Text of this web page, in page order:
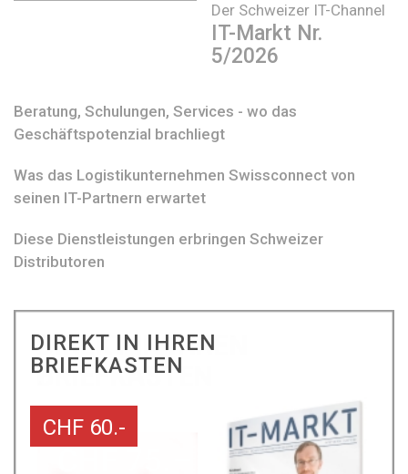
Der Schweizer IT-Channel
IT-Markt Nr.
5/2026
Beratung, Schulungen, Services - wo das
Geschäftspotenzial brachliegt
Was das Logistikunternehmen Swissconnect von
seinen IT-Partnern erwartet
Diese Dienstleistungen erbringen Schweizer
Distributoren
DIREKT IN IHREN
BRIEFKASTEN
CHF 60.-